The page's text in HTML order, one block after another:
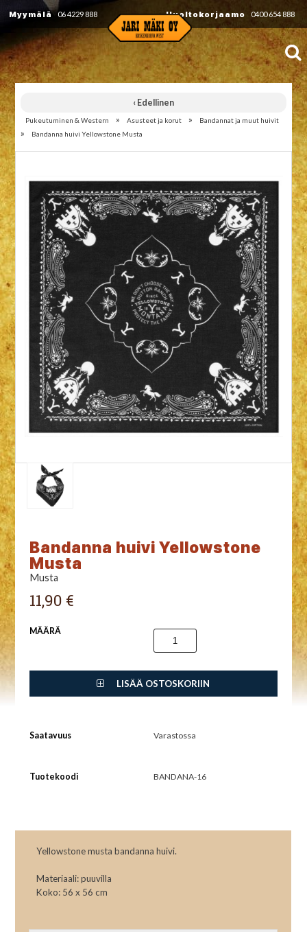
Myymälä 06 4229 888 Huoltokorjaamo 0400 654 888
‹ Edellinen
Pukeutuminen & Western » Asusteet ja korut » Bandannat ja muut huivit
» Bandanna huivi Yellowstone Musta
Bandanna huivi Yellowstone
Musta
Musta
11,90 €
MÄÄRÄ
LISÄÄ OSTOSKORIIN
Saatavuus Varastossa
Tuotekoodi BANDANA-16
Yellowstone musta bandanna huivi.
Materiaali: puuvilla
Koko: 56 x 56 cm